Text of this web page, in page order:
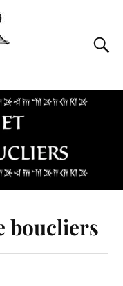
boucliers